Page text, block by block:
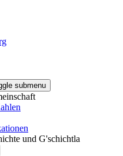
submenu
und G'schichtla